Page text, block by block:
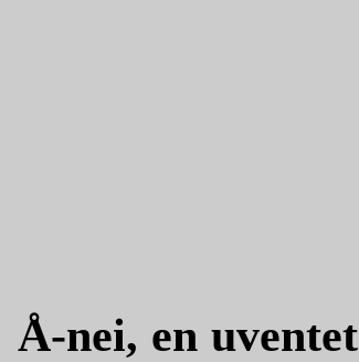
Å-nei, en uventet